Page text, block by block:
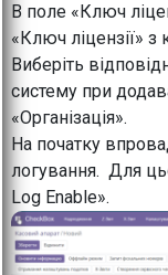
В поле «Ключ
«Ключ ліцензії» з
Виберіть
систему при
«Організація».
На початку
логування. Для
Log Enable».